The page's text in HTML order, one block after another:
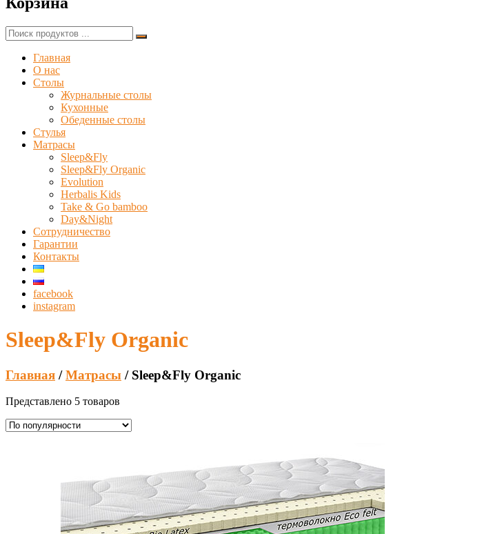
виробник
столів-
трансформерів,
компактних
оригінальних
невід'ємних
атрибутів
сучасного
інтер'єру
квартири.
Найти:
Главная
О нас
Столы
Журнальные столы
Кухонные
Обеденные столы
Стулья
Матрасы
Sleep&Fly
Sleep&Fly Organic
Evolution
Herbalis Kids
Take & Go bamboo
Day&Night
Сотрудничество
Гарантии
Контакты
facebook
instagram
Sleep&Fly Organic
Главная /Матрасы / Sleep&Fly Organic
Представлено 5 товаров